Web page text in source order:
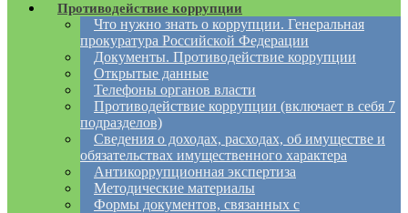
Противодействие коррупции
Что нужно знать о коррупции. Генеральная
прокуратура Российской Федерации
Документы. Противодействие коррупции
Открытые данные
Телефоны органов власти
Противодействие коррупции (включает в себя 7
подразделов)
Сведения о доходах, расходах, об имуществе и
обязательствах имущественного характера
Антикоррупционная экспертиза
Методические материалы
Формы документов, связанных с